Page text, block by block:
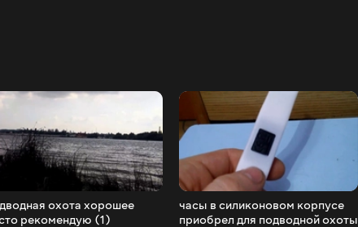
охота хорошее
рекомендую (1)
часы в силиконовом корпусе
приобрел для подводной охоты